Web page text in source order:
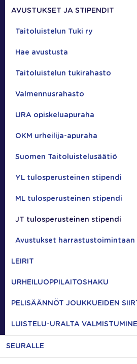
AVUSTUKSET JA STIPENDIT
Taitoluistelun Tuki ry
Hae avustusta
Taitoluistelun tukirahasto
Valmennusrahasto
URA opiskeluapuraha
OKM urheilija-apuraha
Suomen Taitoluistelusäätiö
YL tulosperusteinen stipendi
ML tulosperusteinen stipendi
JT tulosperusteinen stipendi
Avustukset harrastustoimintaan
LEIRIT
URHEILUOPPILAITOSHAKU
PELISÄÄNNÖT JOUKKUEIDEN
LUISTELU-URALTA
SEURALLE